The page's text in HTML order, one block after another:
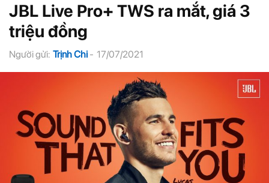
JBL Live Pro+ TWS ra mắt, giá 3
triệu đồng
Người gửi: Trịnh Chi - 17/07/2021